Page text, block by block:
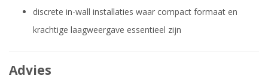
discrete in-wall installaties waar compact formaat en
krachtige laagweergave essentieel zijn
Advies